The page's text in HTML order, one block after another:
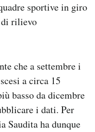
sportive in giro
di rilievo
che a settembre i
a circa 15
basso da dicembre
i dati. Per
Saudita ha dunque